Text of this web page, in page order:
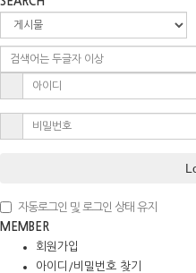
자동로그인 및 로그인 상태 유지
MEMBER
회원가입
아이디/비밀번호 찾기